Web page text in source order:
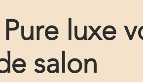
luxe
salon